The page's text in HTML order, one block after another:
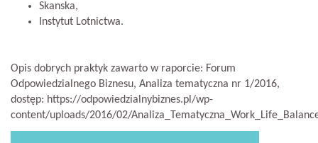
Skanska,
Instytut Lotnictwa.
Opis dobrych praktyk zawarto w raporcie: Forum
Odpowiedzialnego Biznesu, Analiza tematyczna nr 1/2016,
dostęp: https://odpowiedzialnybiznes.pl/wp-
content/uploads/2016/02/